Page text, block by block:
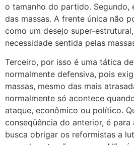
o tamanho do partido. Segundo,
das massas. A frente única não
como um desejo super-
necessidade sentida pelas
Terceiro, por isso é uma tática
normalmente defensiva, pois
massas, mesmo das mais
normalmente só acontece
ataque, econômico ou político.
conseqüência do anterior, é para
busca obrigar os reformistas a